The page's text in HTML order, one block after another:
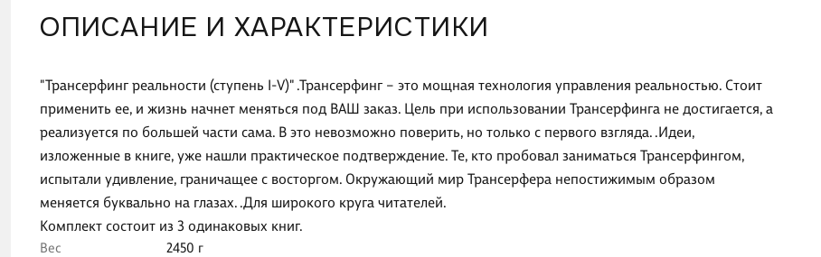
ОПИСАНИЕ И ХАРАКТЕРИСТИКИ
"Трансерфинг реальности (ступень I-V)" .Трансерфинг – это мощная технология управления реальностью. Стоит
применить ее, и жизнь начнет меняться под ВАШ заказ. Цель при использовании Трансерфинга не достигается, а
реализуется по большей части сама. В это невозможно поверить, но только с первого взгляда. .Идеи,
изложенные в книге, уже нашли практическое подтверждение. Те, кто пробовал заниматься Трансерфингом,
испытали удивление, граничащее с восторгом. Окружающий мир Трансерфера непостижимым образом
меняется буквально на глазах. .Для широкого круга читателей.
Комплект состоит из 3 одинаковых книг.
Вес
2450 г